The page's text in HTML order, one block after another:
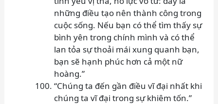
những điều tạo nên thành công trong
cuộc sống. Nếu bạn có thể tìm thấy sự
bình yên trong chính mình và có thể
lan tỏa sự thoải mái xung quanh bạn,
bạn sẽ hạnh phúc hơn cả một nữ
hoàng.”
“Chúng ta đến gần điều vĩ đại nhất khi
chúng ta vĩ đại trong sự khiêm tốn.”